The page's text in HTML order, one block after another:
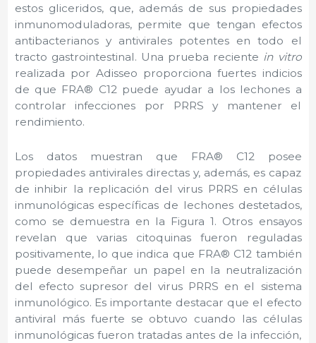
estos gliceridos, que, además de sus propiedades
inmunomoduladoras, permite que tengan efectos
antibacterianos y antivirales potentes en todo el
tracto gastrointestinal. Una prueba reciente in vitro
realizada por Adisseo proporciona fuertes indicios
de que FRA® C12 puede ayudar a los lechones a
controlar infecciones por PRRS y mantener el
rendimiento.
Los datos muestran que FRA® C12 posee
propiedades antivirales directas y, además, es capaz
de inhibir la replicación del virus PRRS en células
inmunológicas específicas de lechones destetados,
como se demuestra en la Figura 1. Otros ensayos
revelan que varias citoquinas fueron reguladas
positivamente, lo que indica que FRA® C12 también
puede desempeñar un papel en la neutralización
del efecto supresor del virus PRRS en el sistema
inmunológico. Es importante destacar que el efecto
antiviral más fuerte se obtuvo cuando las células
inmunológicas fueron tratadas antes de la infección,